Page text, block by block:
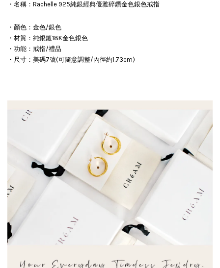
・名稱：Rachelle 925純銀經典優雅碎鑽金色銀色戒指
・顏色：金色/銀色
・材質：純銀鍍18K金色銀色
・功能：戒指/禮品
・尺寸：美碼7號(可隨意調整/內徑約1.73cm)